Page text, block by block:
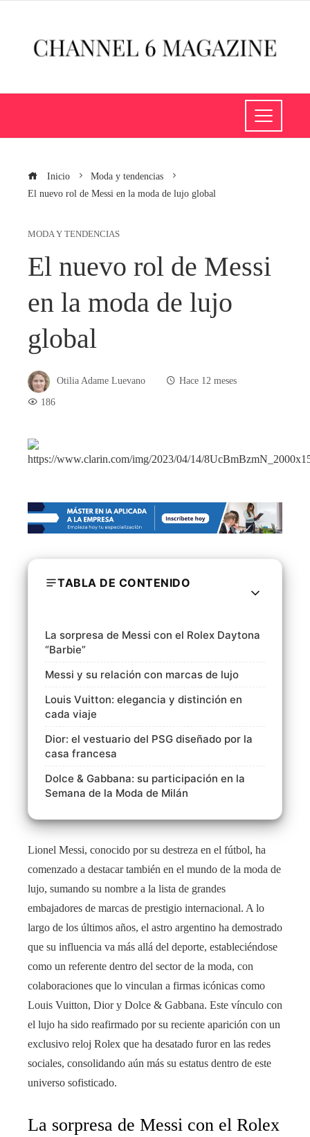
Inicio
Moda y tendencias
El nuevo rol de Messi en la moda de lujo global
MODA Y TENDENCIAS
El nuevo rol de Messi
en la moda de lujo
global
Otilia Adame Luevano
Hace 12 meses
186
TABLA DE CONTENIDO
La sorpresa de Messi con el Rolex Daytona
“Barbie”
Messi y su relación con marcas de lujo
Louis Vuitton: elegancia y distinción en
cada viaje
Dior: el vestuario del PSG diseñado por la
casa francesa
Dolce & Gabbana: su participación en la
Semana de la Moda de Milán
Lionel Messi, conocido por su destreza en el fútbol, ha
comenzado a destacar también en el mundo de la moda de
lujo, sumando su nombre a la lista de grandes
embajadores de marcas de prestigio internacional. A lo
largo de los últimos años, el astro argentino ha demostrado
que su influencia va más allá del deporte, estableciéndose
como un referente dentro del sector de la moda, con
colaboraciones que lo vinculan a firmas icónicas como
Louis Vuitton, Dior y Dolce & Gabbana. Este vínculo con
el lujo ha sido reafirmado por su reciente aparición con un
exclusivo reloj Rolex que ha desatado furor en las redes
sociales, consolidando aún más su estatus dentro de este
universo sofisticado.
La sorpresa de Messi con el Rolex